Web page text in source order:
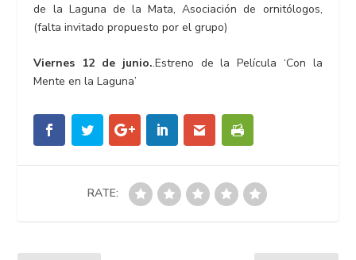
de la Laguna de la Mata, Asociación de ornitólogos,
(falta invitado propuesto por el grupo)
Viernes 12 de junio..Estreno de la Película ‘Con la
Mente en la Laguna’
RATE: